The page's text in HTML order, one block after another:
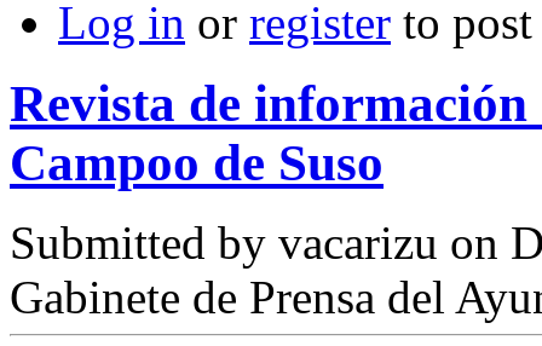
Log in or register to
Revista de
Campoo de Suso
Submitted by vacarizu on
Gabinete de Prensa del